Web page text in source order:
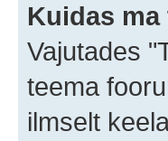
Kuidas
Vajutades
teema
ilmselt